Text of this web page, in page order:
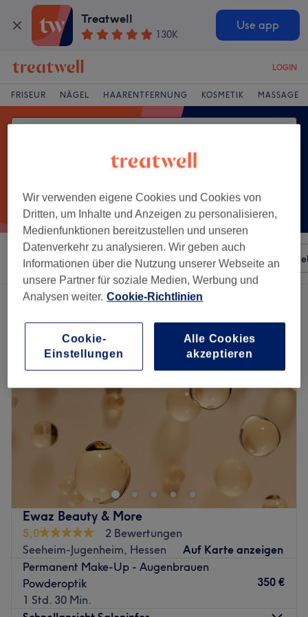
Treatwell
130K
Use app
LOGIN
FRISEUR NÄGEL HAARENTFERNUNG KOSMETIK MASSAGE
Sortieren nach Besonderheiten Salons
Ein Salon, der anbietet: microblading in Seeheim-Jugenheim, Hessen
Ewaz Beauty & More
5,0
2 Bewertungen
Seeheim-Jugenheim, Hessen
Auf Karte anzeigen
Permanent Make-Up - Augenbrauen
Powderoptik
1 Std. 30 Min.
350 €
Wir verwenden eigene Cookies und Cookies von
Dritten, um Inhalte und Anzeigen zu personalisieren,
Medienfunktionen bereitzustellen und unseren
Datenverkehr zu analysieren. Wir geben auch
Informationen über die Nutzung unserer Webseite an
unsere Partner für soziale Medien, Werbung und
Analysen weiter. Cookie-Richtlinien
Cookie-
Einstellungen
Alle Cookies
akzeptieren